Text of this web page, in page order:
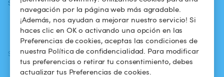
navegación por la página web más agradable.
¡Además, nos ayudan a mejorar nuestro servicio! Si
haces clic en OK o activando una opción en las
Preferencias de cookies, aceptas las condiciones de
nuestra Política de confidencialidad. Para modificar
tus preferencias o retirar tu consentimiento, debes
actualizar tus Preferencias de cookies.
Swimmy
piscina
¿Cómo funciona?
confidencialidad
Aviso legal
SÍGUENOS
Facebook
DESCARGAR LA APP